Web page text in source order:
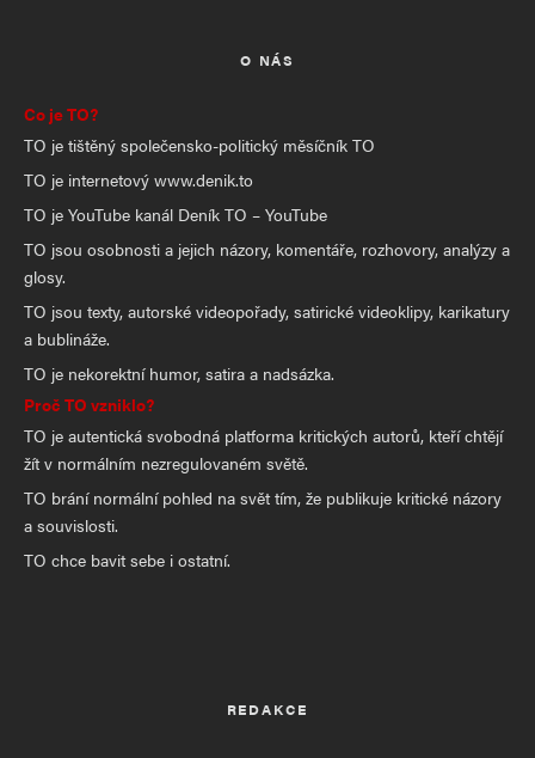
O NÁS
Co je TO?
TO je tištěný společensko-politický měsíčník TO
TO je internetový www.denik.to
TO je YouTube kanál Deník TO – YouTube
TO jsou osobnosti a jejich názory, komentáře, rozhovory, analýzy a
glosy.
TO jsou texty, autorské videopořady, satirické videoklipy, karikatury
a bublináže.
TO je nekorektní humor, satira a nadsázka.
Proč TO vzniklo?
TO je autentická svobodná platforma kritických autorů, kteří chtějí
žít v normálním nezregulovaném světě.
TO brání normální pohled na svět tím, že publikuje kritické názory
a souvislosti.
TO chce bavit sebe i ostatní.
REDAKCE